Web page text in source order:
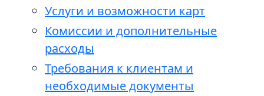
Услуги и возможности карт
Комиссии и дополнительные
расходы
Требования к клиентам и
необходимые документы